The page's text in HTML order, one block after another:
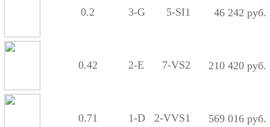
0.2 3-G 5-SI1 46 242 руб.
0.42 2-E 7-VS2 210 420 руб.
0.71 1-D 2-VVS1 569 016 руб.